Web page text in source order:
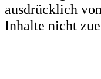
ausdrücklich
Inhalte nicht